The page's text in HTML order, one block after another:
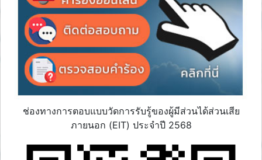
ช่องทางการตอบแบบวัดการรับรู้ของผู้มีส่วนได้ส่วนเสีย
ภายนอก (EIT) ประจำปี 2568